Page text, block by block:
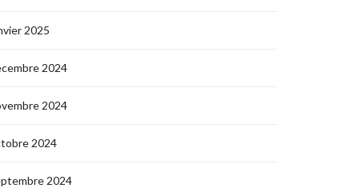
2025
2024
2024
2024
2024